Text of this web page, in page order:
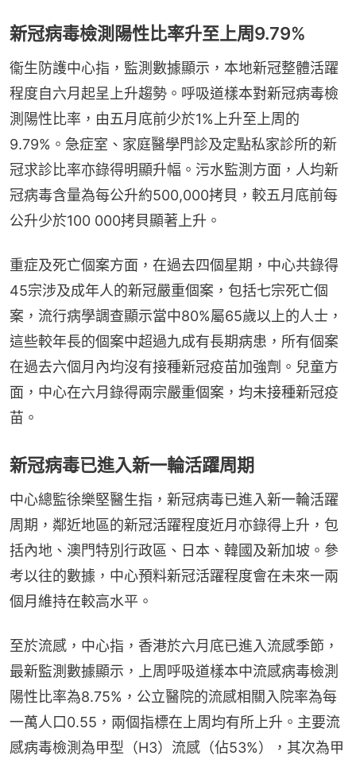
新冠病毒檢測陽性比率升至上周9.79%
衞生防護中心指，監測數據顯示，本地新冠整體活躍
程度自六月起呈上升趨勢。呼吸道樣本對新冠病毒檢
測陽性比率，由五月底前少於1%上升至上周的
9.79%。急症室、家庭醫學門診及定點私家診所的新
冠求診比率亦錄得明顯升幅。污水監測方面，人均新
冠病毒含量為每公升約500,000拷貝，較五月底前每
公升少於100 000拷貝顯著上升。
重症及死亡個案方面，在過去四個星期，中心共錄得
45宗涉及成年人的新冠嚴重個案，包括七宗死亡個
案，流行病學調查顯示當中80%屬65歲以上的人士，
這些較年長的個案中超過九成有長期病患，所有個案
在過去六個月內均沒有接種新冠疫苗加強劑。兒童方
面，中心在六月錄得兩宗嚴重個案，均未接種新冠疫
苗。
新冠病毒已進入新一輪活躍周期
中心總監徐樂堅醫生指，新冠病毒已進入新一輪活躍
周期，鄰近地區的新冠活躍程度近月亦錄得上升，包
括內地、澳門特別行政區、日本、韓國及新加坡。參
考以往的數據，中心預料新冠活躍程度會在未來一兩
個月維持在較高水平。
至於流感，中心指，香港於六月底已進入流感季節，
最新監測數據顯示，上周呼吸道樣本中流感病毒檢測
陽性比率為8.75%，公立醫院的流感相關入院率為每
一萬人口0.55，兩個指標在上周均有所上升。主要流
感病毒檢測為甲型（H3）流感（佔53%），其次為甲